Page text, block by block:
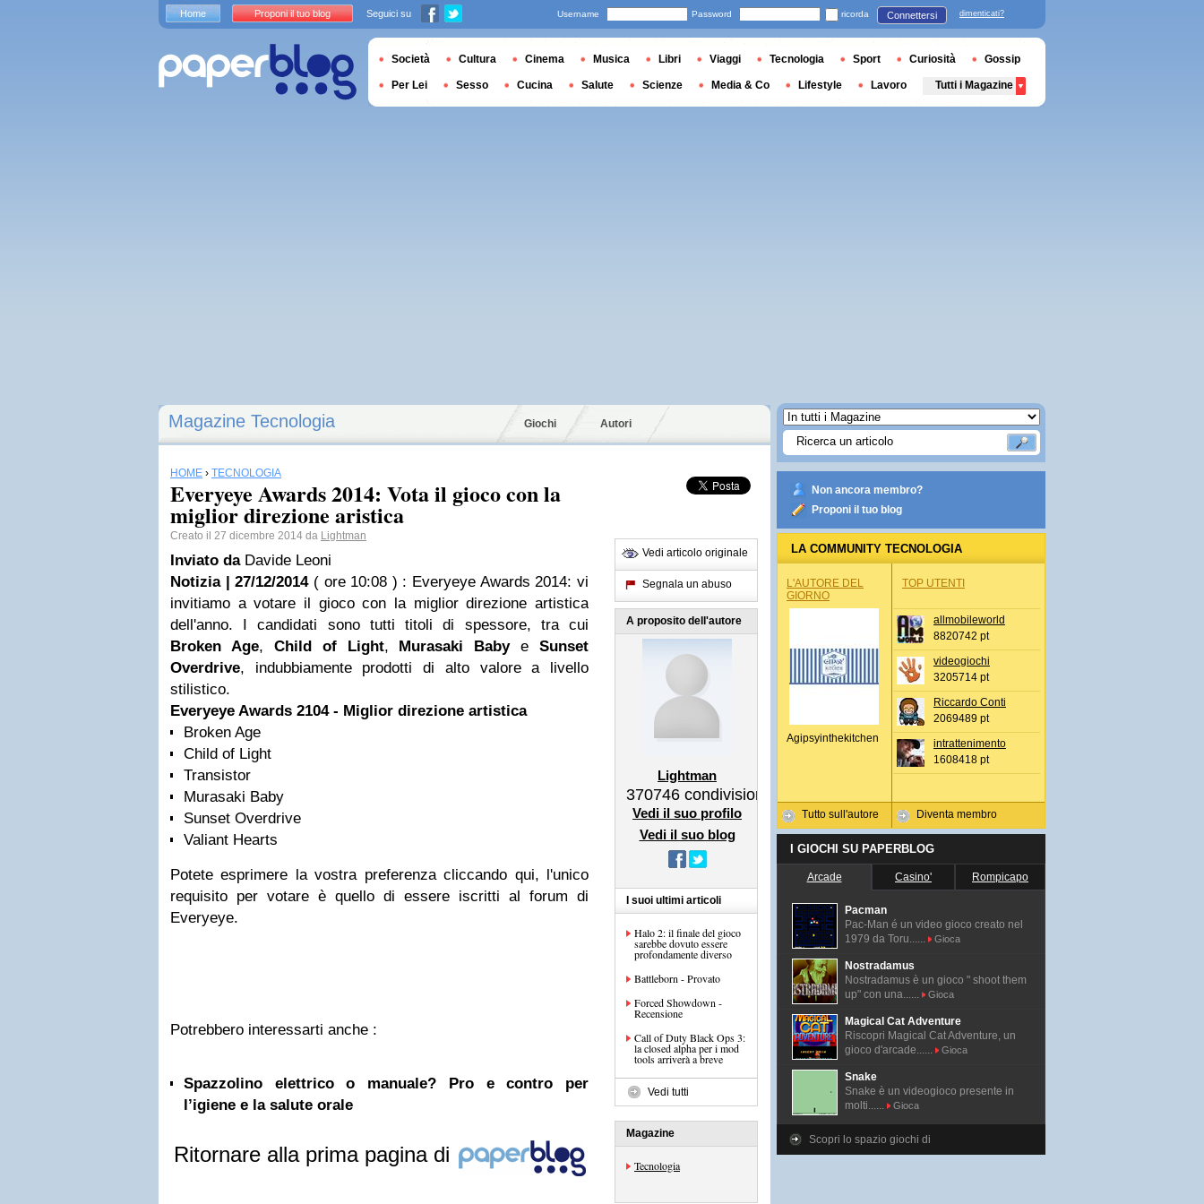
Magazine Tecnologia Giochi Autori
HOME › TECNOLOGIA
Everyeye Awards 2014: Vota il gioco con la
miglior direzione aristica
Creato il 27 dicembre 2014 da Lightman
Inviato da Davide Leoni
Notizia | 27/12/2014 ( ore 10:08 ) : Everyeye Awards 2014: vi
invitiamo a votare il gioco con la miglior direzione artistica
dell'anno. I candidati sono tutti titoli di spessore, tra cui
Broken Age, Child of Light, Murasaki Babye Sunset
Overdrive, indubbiamente prodotti di alto valore a livello
stilistico.
Everyeye Awards 2104 - Miglior direzione artistica
Broken Age
Child of Light
Transistor
Murasaki Baby
Sunset Overdrive
Valiant Hearts
Potete esprimere la vostra preferenza cliccando qui, l'unico
requisito per votare è quello di essere iscritti al forum di
Everyeye.
Potrebbero interessarti anche :
Spazzolino elettrico o manuale? Pro e contro per
l’igiene e la salute orale
Ritornare alla prima pagina di
Vedi articolo originale
Segnala un abuso
A proposito dell'autore
Lightman
370746 condivisioni
Vedi il suo profilo
Vedi il suo blog
I suoi ultimi articoli
Halo 2: il finale del gioco
sarebbe dovuto essere
profondamente diverso
Battleborn - Provato
Forced Showdown -
Recensione
Call of Duty Black Ops 3:
la closed alpha per i mod
tools arriverà a breve
Vedi tutti
Magazine
Tecnologia
Non ancora membro?
Proponi il tuo blog
LA COMMUNITY TECNOLOGIA
L'AUTORE DEL
GIORNO
Agipsyinthekitchen
Tutto sull'autore
TOP UTENTI
allmobileworld
8820742 pt
videogiochi
3205714 pt
Riccardo Conti
2069489 pt
intrattenimento
1608418 pt
Diventa membro
I GIOCHI SU PAPERBLOG
Arcade Casino' Rompicapo
Pacman
Pac-Man é un video gioco creato nel
1979 da Toru......
Gioca
Nostradamus
Nostradamus è un gioco " shoot them
up" con una......
Gioca
Magical Cat Adventure
Riscopri Magical Cat Adventure, un
gioco d'arcade......
Gioca
Snake
Snake è un videogioco presente in
molti......
Gioca
Scopri lo spazio giochi di
Home Proponi il tuo blog Seguici su Username Password ricorda Connettersi dimenticati?
Società Cultura Cinema Musica Libri Viaggi Tecnologia Sport Curiosità Gossip
Per Lei Sesso Cucina Salute Scienze Media & Co Lifestyle Lavoro Tutti i Magazine